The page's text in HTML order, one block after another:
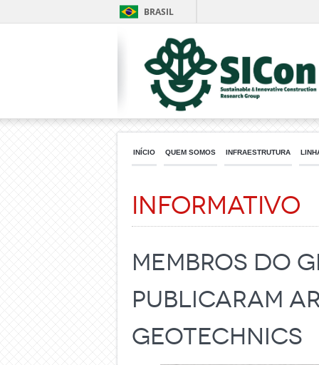
BRASIL
INÍCIO QUEM SOMOS INFRAESTRUTURA
Informativo
Membros do
publicaram
Geotechnics